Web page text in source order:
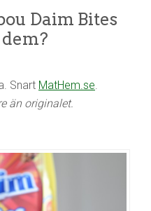
Daim Bites
Snart MatHem.se
än originalet.